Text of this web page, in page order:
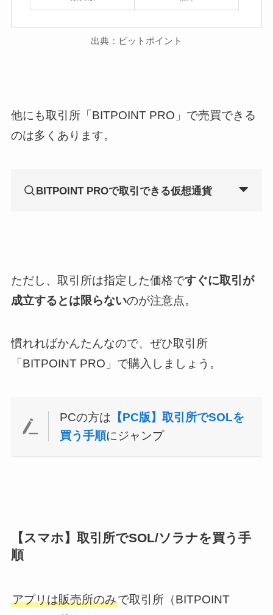
出典：ビットポイント
他にも取引所「BITPOINT PRO」 で売買できる
のは多くあります。
BITPOINT PROで取引できる仮想通貨
ただし、取引所は指定した価格ですぐに取引が
成立するとは限らないのが注意点。
慣れればかんたんなので、ぜひ取引所
「BITPOINT PRO」 で購入しましょう。
PCの方は 【PC版】取引所でSOLを
買う手順にジャンプ
【スマホ】取引所でSOL/ソラナを買う手
順
アプリは販売所のみで取引所（BITPOINT